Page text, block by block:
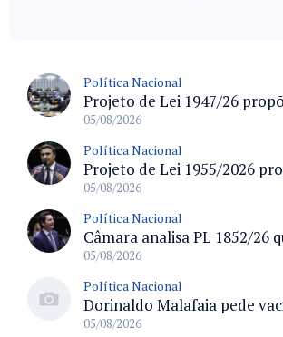
Política Nacional
05/08/2026
Política Nacional
05/08/2026
Política Nacional
05/08/2026
Política Nacional
05/08/2026